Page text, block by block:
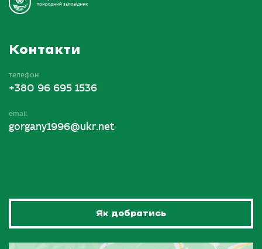
Контакти
телефон
+380 96 695 1536
email
gorgany1996@ukr.net
Як добратись